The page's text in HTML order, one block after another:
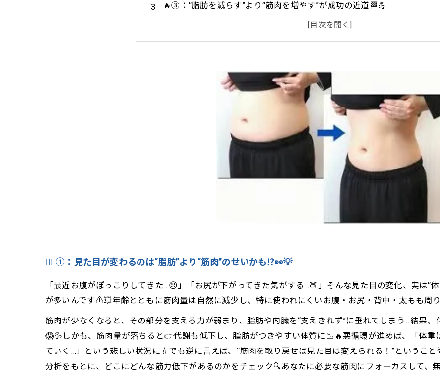
🔥③：“脂肪を減らす”より“筋肉を増やす”が成功の近道🏁💪
💤④：睡眠の質がカギ！“整った体”は夜につくられる🌙🛏️✨
💡⑤：運動×筋肉×睡眠＝最強の代謝アップ習慣🌿🔥✨
💪Light Body Gymで理想のボディへ！ 効率的に引き締めるパーソナ
🧍‍♀️①：見た目が変わるのは“脂肪”より“筋肉”のせいかも⁉️👀💡
「最近お腹がぽっこりしてきた…😣」「お尻が下がってきた気がする…🍑」そんな見た目の変化、実は“
が多いんです⚠️💥年齢とともに筋肉量は自然に減少し、特に使われにくいお腹・お尻・背中・太もも周
筋肉が少なくなると、その部分を支える力が弱まり、脂肪や内臓を“支えきれず”に垂れてしまう…結果
😱💦しかも、筋肉量が落ちると👉代謝も低下し、脂肪がつきやすい体質に📉🔥悪循環が進めば、「体重
ていく…」という悲しい状況に💧でも逆に言えば、“筋肉を取り戻せば見た目は変えられる！”ということ
分析をもとに、どこにどんな筋力低下があるのかをチェック🔍あなたに必要な筋肉にフォーカスして、